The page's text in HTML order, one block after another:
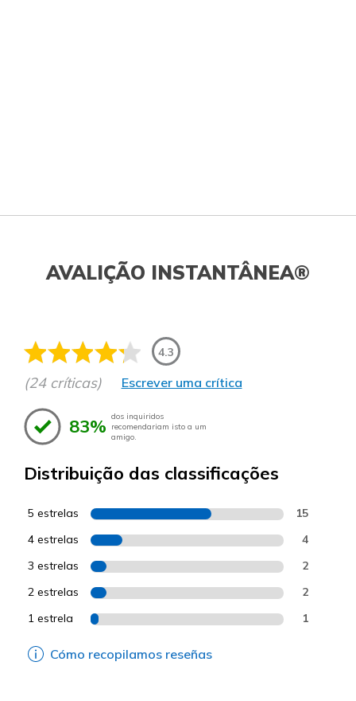
AVALIÇÃO INSTANTÂNEA®
4.3
(24 críticas) Escrever uma crítica
83% dos inquiridos
recomendariam isto a um
amigo.
Distribuição das classificações
5 estrelas 15
4 estrelas 4
3 estrelas 2
2 estrelas 2
1 estrela 1
Cómo recopilamos reseñas